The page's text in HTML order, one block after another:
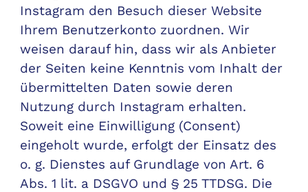
Instagram den Besuch dieser Website
Ihrem Benutzerkonto zuordnen. Wir
weisen darauf hin, dass wir als Anbieter
der Seiten keine Kenntnis vom Inhalt der
übermittelten Daten sowie deren
Nutzung durch Instagram erhalten.
Soweit eine Einwilligung (Consent)
eingeholt wurde, erfolgt der Einsatz des
o. g. Dienstes auf Grundlage von Art. 6
Abs. 1 lit. a DSGVO und § 25 TTDSG. Die